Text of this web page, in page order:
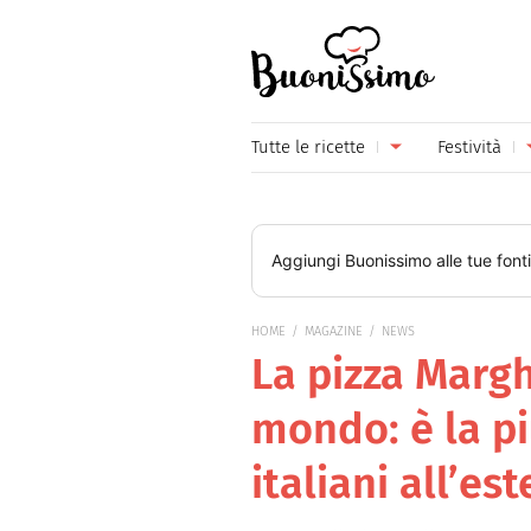
Tutte le ricette
Primi piatti
Secondi piatti
Piatti unici
Contorni
Formaggi
Frutta
Festività
Festa
Festa
Festa
Natale
Aggiungi Buonissimo alle tue
HOME MAGAZINE NEWS
La pizza
mondo: è la
italiani